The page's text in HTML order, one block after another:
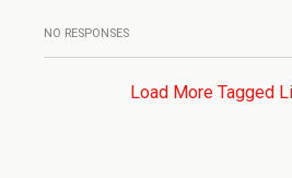
NO RESPONSES
Load More Tagged